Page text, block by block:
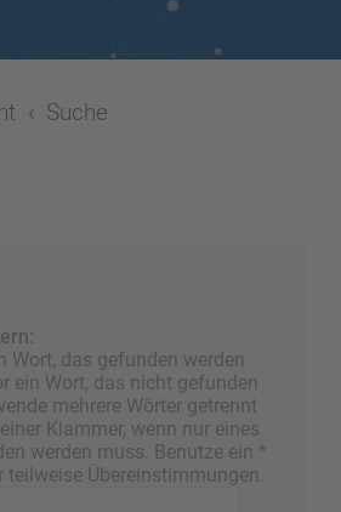
Suche
Wort, das gefunden werden
ein Wort, das nicht gefunden
mehrere Wörter getrennt
Klammer, wenn nur eines
werden muss. Benutze ein *
Übereinstimmungen.